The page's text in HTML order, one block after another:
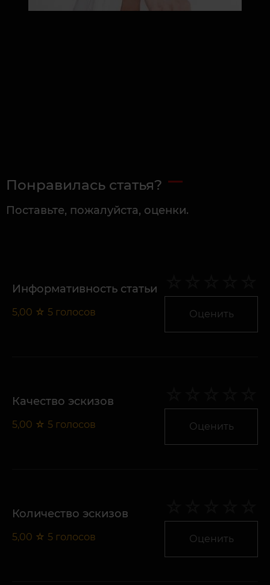
Понравилась статья?
Поставьте, пожалуйста, оценки.
Информативность статьи
5,00 ☆ 5 голосов Оценить
Качество эскизов
5,00 ☆ 5 голосов Оценить
Количество эскизов
5,00 ☆ 5 голосов Оценить